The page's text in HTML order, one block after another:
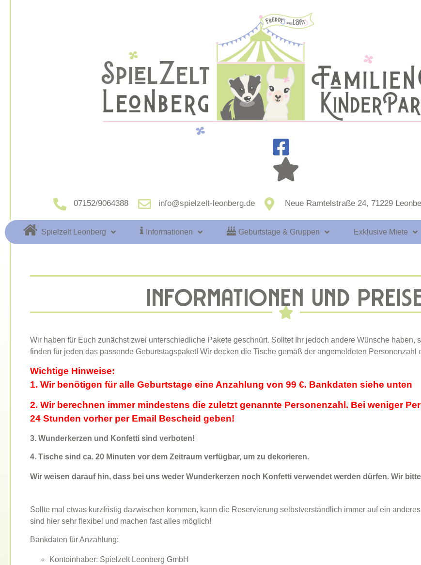
07152/9064388 info@spielzelt-leonberg.de Neue Ramtelstraße 24, 71229
Spielzelt Leonberg Informationen Geburtstage & Gruppen Exklusive Miete
INFORMATIONEN UND
Wir haben für Euch zunächst zwei unterschiedliche Pakete geschnürt. Solltet Ihr jedoch andere Wünsche haben,
finden für jeden das passende Geburtstagspaket! Wir decken die Tische gemäß der angemeldeten Personenzahl
Wichtige Hinweise:
1. Wir benötigen für alle Geburtstage eine Anzahlung von 99 €. Bankdaten siehe unten
2. Wir berechnen immer mindestens die zuletzt genannte Personenzahl. Bei weniger
24 Stunden vorher per Email Bescheid geben!
3. Wunderkerzen und Konfetti sind verboten!
4. Tische sind ca. 20 Minuten vor dem Zeitraum verfügbar, um zu dekorieren.
Wir weisen darauf hin, dass bei uns weder Wunderkerzen noch Konfetti verwendet werden dürfen. Wir
Sollte mal etwas kurzfristig dazwischen kommen, kann die Reservierung selbstverständlich immer auf ein
sind hier sehr flexibel und machen fast alles möglich!
Bankdaten für Anzahlung:
Kontoinhaber: Spielzelt Leonberg GmbH